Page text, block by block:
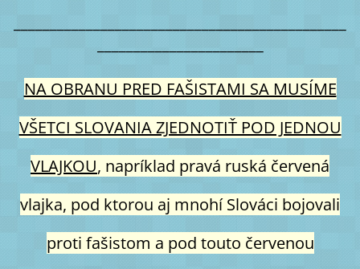
NA OBRANU PRED FAŠISTAMI SA MUSÍME
VŠETCI SLOVANIA ZJEDNOTIŤ POD JEDNOU
VLAJKOU, napríklad pravá ruská červená
vlajka, pod ktorou aj mnohí Slováci bojovali
proti fašistom a pod touto červenou